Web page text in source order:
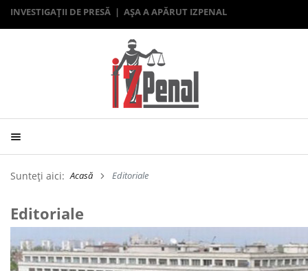
INVESTIGAȚII DE PRESĂ | AȘA A APĂRUT IZPENAL
Sunteți aici:Acasă Editoriale
Editoriale